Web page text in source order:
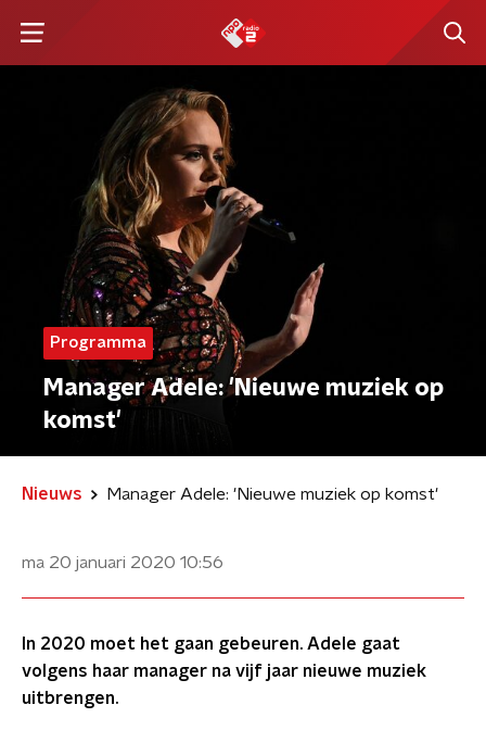
Programma
Manager Adele: 'Nieuwe muziek op
komst'
Nieuws Manager Adele: 'Nieuwe muziek op komst'
ma 20 januari 2020 10:56
In 2020 moet het gaan gebeuren. Adele gaat
volgens haar manager na vijf jaar nieuwe muziek
uitbrengen.